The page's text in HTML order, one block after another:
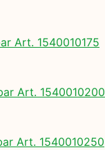
Art. 1540010175
Art. 1540010200
Art. 1540010250